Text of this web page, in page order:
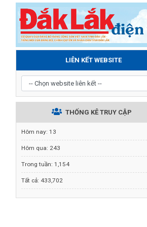
LIÊN KẾT WEBSITE
THỐNG KÊ TRUY CẬP
Hôm nay: 13
Hôm qua: 243
Trong tuần: 1,154
Tất cả: 433,702